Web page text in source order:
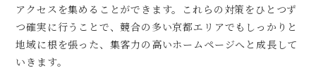
アクセスを集めることができます。これらの対策をひとつず
つ確実に行うことで、競合の多い京都エリアでもしっかりと
地域に根を張った、集客力の高いホームページへと成長して
いきます。